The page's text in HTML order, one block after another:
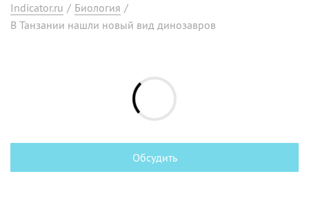
Indicator.ru / Биология /
В Танзании нашли новый вид динозавров
Обсудить